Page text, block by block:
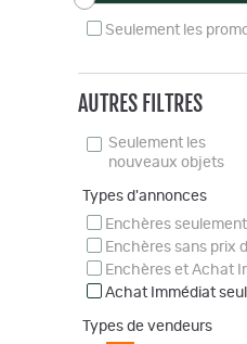
Seulement les
AUTRES FILTRES
Seulement les
nouveaux objets
Types d'annonces
Enchères seulement
Enchères sans prix
Enchères et Achat
Achat Immédiat
Types de vendeurs